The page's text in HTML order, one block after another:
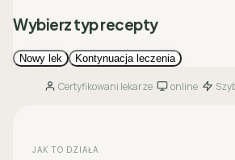
Certyfikowani lekarze· online·
JAK TO DZIAŁA